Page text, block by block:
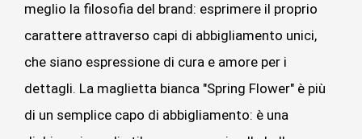
meglio la filosofia del brand: esprimere il proprio
carattere attraverso capi di abbigliamento unici,
che siano espressione di cura e amore per i
dettagli. La maglietta bianca "Spring Flower" è più
di un semplice capo di abbigliamento: è una